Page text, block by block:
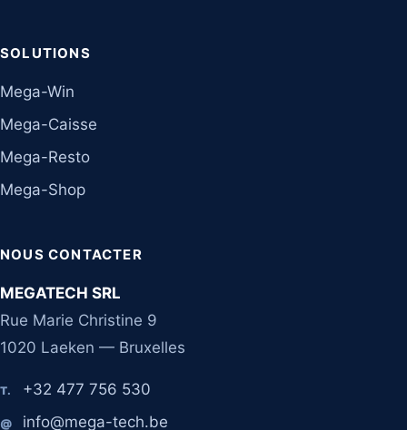
SOLUTIONS
Mega-Win
Mega-Caisse
Mega-Resto
Mega-Shop
NOUS CONTACTER
MEGATECH SRL
Rue Marie Christine 9
1020 Laeken — Bruxelles
T. +32 477 756 530
@ info@mega-tech.be